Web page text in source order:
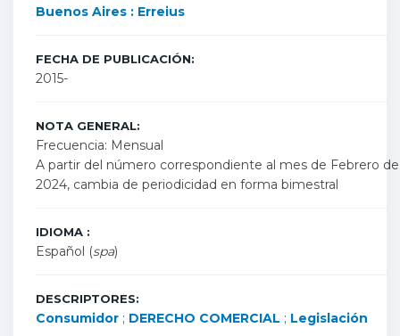
Buenos Aires : Erreius
FECHA DE PUBLICACIÓN:
2015-
NOTA GENERAL:
Frecuencia: Mensual
A partir del número correspondiente al mes de Febrero de
2024, cambia de periodicidad en forma bimestral
IDIOMA :
Español (spa)
DESCRIPTORES:
Consumidor ; DERECHO COMERCIAL ; Legislación